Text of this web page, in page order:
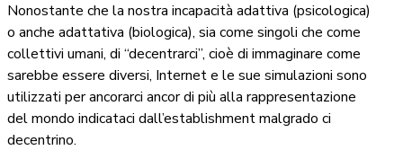
Nonostante che la nostra incapacità adattiva (psicologica)
o anche adattativa (biologica), sia come singoli che come
collettivi umani, di “decentrarci”, cioè di immaginare come
sarebbe essere diversi, Internet e le sue simulazioni sono
utilizzati per ancorarci ancor di più alla rappresentazione
del mondo indicataci dall’establishment malgrado ci
decentrino.